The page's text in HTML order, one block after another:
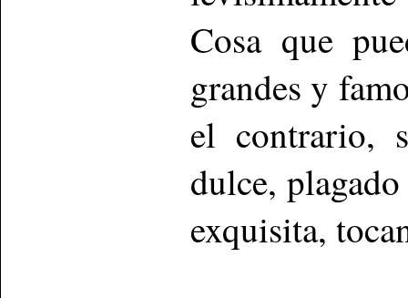
Cosa que
grandes y
el contrario,
dulce,
exquisita,